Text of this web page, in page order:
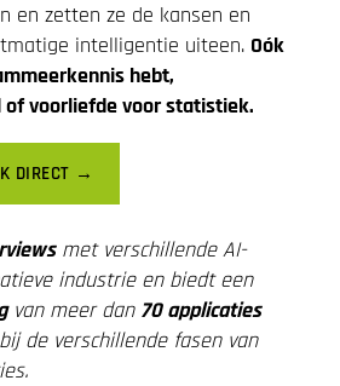
en zetten ze de kansen en
intelligentie uiteen. Oók
hebt,
voorliefde voor statistiek.
DIRECT →
met verschillende AI-
industrie en biedt een
van meer dan 70 applicaties
de verschillende fasen van